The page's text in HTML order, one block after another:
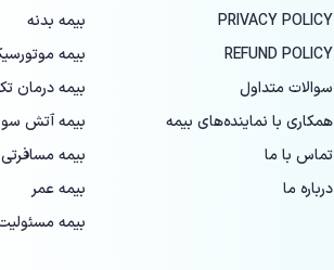
PRIVACY POLICY
REFUND POLICY
سوالات متداول
همکاری با نماینده‌های بیمه
تماس با ما
درباره ما
بیمه بدنه
بیمه
بیمه درمان
بیمه آتش
بیمه مسافرتی
بیمه عمر
بیمه